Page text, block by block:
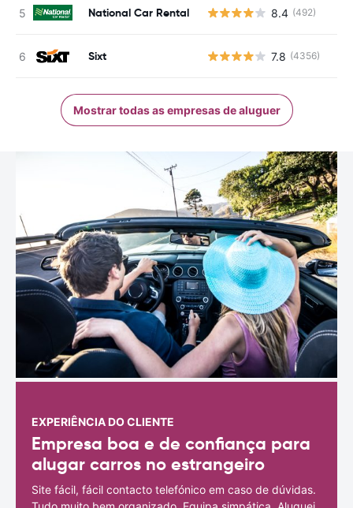
National Car Rental 8.4 (492)
Sixt 7.8 (4356)
Mostrar todas as empresas de aluguer
EXPERIÊNCIA DO CLIENTE
Empresa boa e de confiança para
alugar carros no estrangeiro
Site fácil, fácil contacto telefónico em caso de dúvidas.